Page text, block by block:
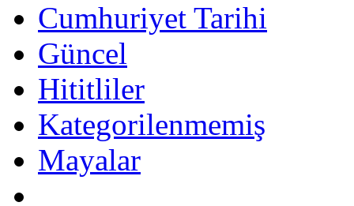
Cumhuriyet Tarihi
Güncel
Hititliler
Kategorilenmemiş
Mayalar